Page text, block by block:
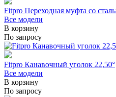
Fitpro Переходная муфта со
Все модели
В корзину
По запросу
Fitpro Канавочный уголок 22,50°
Все модели
В корзину
По запросу